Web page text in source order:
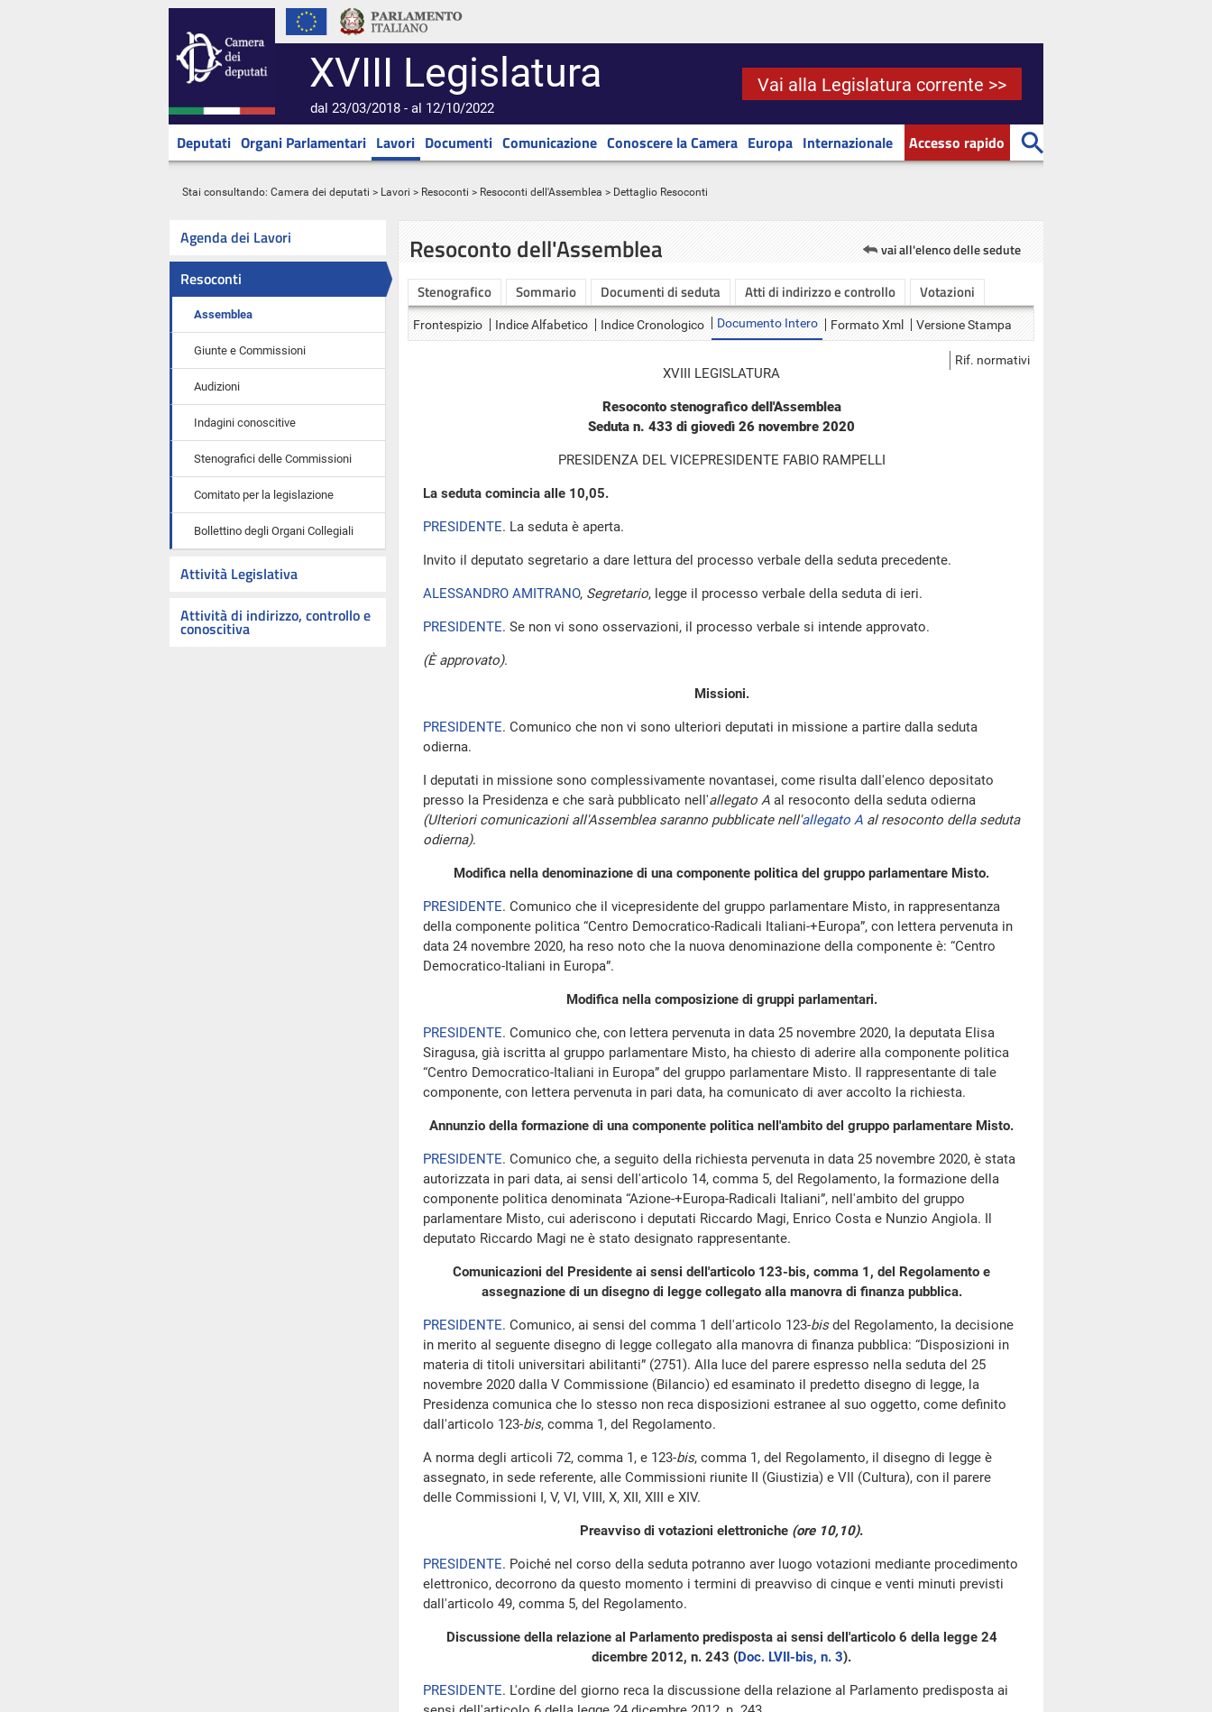
XVIII Legislatura
dal 23/03/2018 - al 12/10/2022
Vai alla Legislatura corrente >>
Deputati Organi Parlamentari Lavori Documenti Comunicazione Conoscere la Camera Europa Internazionale Accesso rapido
Stai consultando: Camera dei deputati > Lavori > Resoconti > Resoconti dell'Assemblea > Dettaglio Resoconti
Agenda dei Lavori
Resoconti
Assemblea
Giunte e Commissioni
Audizioni
Indagini conoscitive
Stenografici delle Commissioni
Comitato per la legislazione
Bollettino degli Organi Collegiali
Attività Legislativa
Attività di indirizzo, controllo e
conoscitiva
Resoconto dell'Assemblea vai all'elenco delle sedute
Stenografico Sommario Documenti di seduta Atti di indirizzo e controllo Votazioni
Frontespizio Indice Alfabetico Indice Cronologico Documento Intero Formato Xml Versione Stampa
Rif. normativi
XVIII LEGISLATURA
Resoconto stenografico dell'Assemblea
Seduta n. 433 di giovedì 26 novembre 2020
PRESIDENZA DEL VICEPRESIDENTE FABIO RAMPELLI
La seduta comincia alle 10,05.
PRESIDENTE. La seduta è aperta.
Invito il deputato segretario a dare lettura del processo verbale della seduta precedente.
ALESSANDRO AMITRANO, Segretario, legge il processo verbale della seduta di ieri.
PRESIDENTE. Se non vi sono osservazioni, il processo verbale si intende approvato.
(È approvato).
Missioni.
PRESIDENTE. Comunico che non vi sono ulteriori deputati in missione a partire dalla seduta
odierna.
I deputati in missione sono complessivamente novantasei, come risulta dall'elenco depositato
presso la Presidenza e che sarà pubblicato nell'allegato A al resoconto della seduta odierna
(Ulteriori comunicazioni all'Assemblea saranno pubblicate nell'allegato A al resoconto della seduta
odierna).
Modifica nella denominazione di una componente politica del gruppo parlamentare Misto.
PRESIDENTE. Comunico che il vicepresidente del gruppo parlamentare Misto, in rappresentanza
della componente politica “Centro Democratico-Radicali Italiani-+Europa”, con lettera pervenuta in
data 24 novembre 2020, ha reso noto che la nuova denominazione della componente è: “Centro
Democratico-Italiani in Europa”.
Modifica nella composizione di gruppi parlamentari.
PRESIDENTE. Comunico che, con lettera pervenuta in data 25 novembre 2020, la deputata Elisa
Siragusa, già iscritta al gruppo parlamentare Misto, ha chiesto di aderire alla componente politica
“Centro Democratico-Italiani in Europa” del gruppo parlamentare Misto. Il rappresentante di tale
componente, con lettera pervenuta in pari data, ha comunicato di aver accolto la richiesta.
Annunzio della formazione di una componente politica nell'ambito del gruppo parlamentare Misto.
PRESIDENTE. Comunico che, a seguito della richiesta pervenuta in data 25 novembre 2020, è stata
autorizzata in pari data, ai sensi dell'articolo 14, comma 5, del Regolamento, la formazione della
componente politica denominata “Azione-+Europa-Radicali Italiani”, nell'ambito del gruppo
parlamentare Misto, cui aderiscono i deputati Riccardo Magi, Enrico Costa e Nunzio Angiola. Il
deputato Riccardo Magi ne è stato designato rappresentante.
Comunicazioni del Presidente ai sensi dell'articolo 123-bis, comma 1, del Regolamento e
assegnazione di un disegno di legge collegato alla manovra di finanza pubblica.
PRESIDENTE. Comunico, ai sensi del comma 1 dell'articolo 123-bisdel Regolamento, la decisione
in merito al seguente disegno di legge collegato alla manovra di finanza pubblica: “Disposizioni in
materia di titoli universitari abilitanti” (2751). Alla luce del parere espresso nella seduta del 25
novembre 2020 dalla V Commissione (Bilancio) ed esaminato il predetto disegno di legge, la
Presidenza comunica che lo stesso non reca disposizioni estranee al suo oggetto, come definito
dall'articolo 123-bis, comma 1, del Regolamento.
A norma degli articoli 72, comma 1, e 123-bis, comma 1, del Regolamento, il disegno di legge è
assegnato, in sede referente, alle Commissioni riunite II (Giustizia) e VII (Cultura), con il parere
delle Commissioni I, V, VI, VIII, X, XII, XIII e XIV.
Preavviso di votazioni elettroniche (ore 10,10).
PRESIDENTE. Poiché nel corso della seduta potranno aver luogo votazioni mediante procedimento
elettronico, decorrono da questo momento i termini di preavviso di cinque e venti minuti previsti
dall'articolo 49, comma 5, del Regolamento.
Discussione della relazione al Parlamento predisposta ai sensi dell'articolo 6 della legge 24
dicembre 2012, n. 243 (Doc. LVII-bis, n. 3).
PRESIDENTE. L'ordine del giorno reca la discussione della relazione al Parlamento predisposta ai